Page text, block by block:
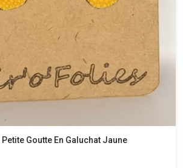
Goutte En Galuchat Jaune